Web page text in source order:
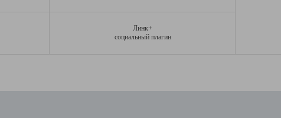
Линк+
социальный плагин